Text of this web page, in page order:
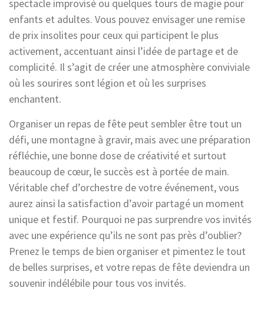
spectacle improvisé ou quelques tours de magie pour
enfants et adultes. Vous pouvez envisager une remise
de prix insolites pour ceux qui participent le plus
activement, accentuant ainsi l’idée de partage et de
complicité. Il s’agit de créer une atmosphère conviviale
où les sourires sont légion et où les surprises
enchantent.
Organiser un repas de fête peut sembler être tout un
défi, une montagne à gravir, mais avec une préparation
réfléchie, une bonne dose de créativité et surtout
beaucoup de cœur, le succès est à portée de main.
Véritable chef d’orchestre de votre événement, vous
aurez ainsi la satisfaction d’avoir partagé un moment
unique et festif. Pourquoi ne pas surprendre vos invités
avec une expérience qu’ils ne sont pas près d’oublier?
Prenez le temps de bien organiser et pimentez le tout
de belles surprises, et votre repas de fête deviendra un
souvenir indélébile pour tous vos invités.